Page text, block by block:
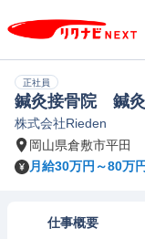
正社員
鍼灸接骨院 鍼
株式会社Rieden
岡山県倉敷市平田
月給30万円～80万円
仕事概要